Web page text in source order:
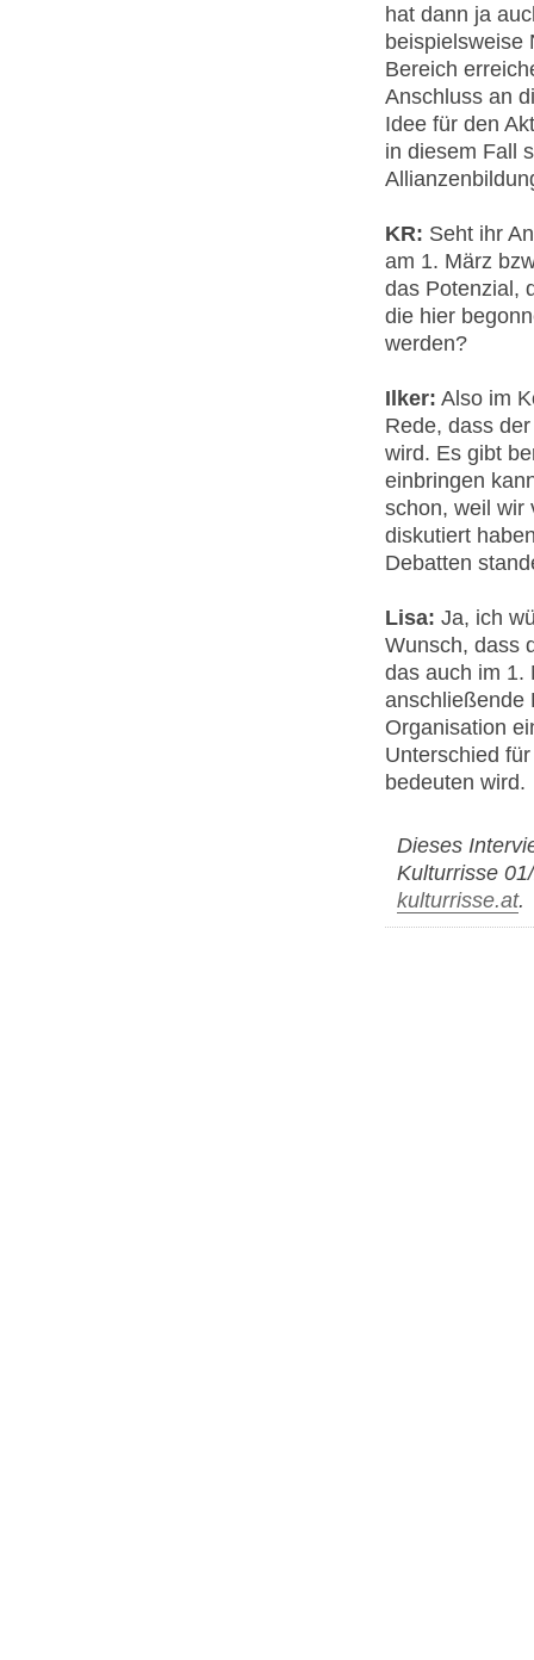
hat dann ja
beispielsweise
Bereich
Anschluss an
Idee für den
in diesem Fall
KR: Seht ihr
am 1. März
das Potenzial,
die hier
werden?
Ilker: Also im
Rede, dass
wird. Es gibt
einbringen
schon, weil wir
diskutiert
Debatten
Lisa: Ja, ich
Wunsch, dass
das auch im 1.
anschließende
Organisation
Unterschied
bedeuten wird.
Dieses
Kulturrisse
kulturrisse.at.